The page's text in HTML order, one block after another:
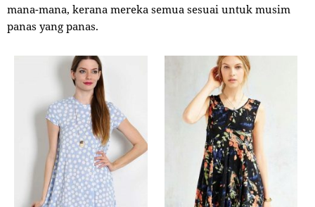
mana-mana, kerana mereka semua sesuai untuk musim
panas yang panas.